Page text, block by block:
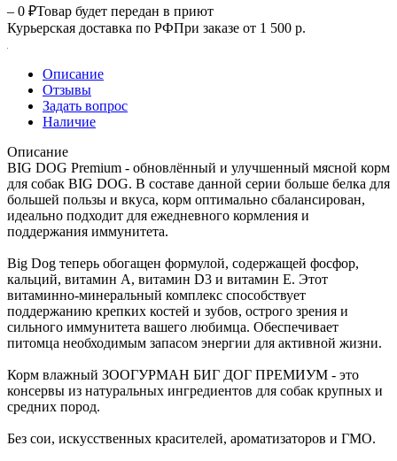
– 0 ₽Товар будет передан в приют
Курьерская доставка по РФПри заказе от 1 500 р.
Описание
Отзывы
Задать вопрос
Наличие
Описание
BIG DOG Premium - обновлённый и улучшенный мясной корм
для собак BIG DOG. В составе данной серии больше белка для
большей пользы и вкуса, корм оптимально сбалансирован,
идеально подходит для ежедневного кормления и
поддержания иммунитета.
Big Dog теперь обогащен формулой, содержащей фосфор,
кальций, витамин А, витамин D3 и витамин Е. Этот
витаминно-минеральный комплекс способствует
поддержанию крепких костей и зубов, острого зрения и
сильного иммунитета вашего любимца. Обеспечивает
питомца необходимым запасом энергии для активной жизни.
Корм влажный ЗООГУРМАН БИГ ДОГ ПРЕМИУМ - это
консервы из натуральных ингредиентов для собак крупных и
средних пород.
Без сои, искусственных красителей, ароматизаторов и ГМО.